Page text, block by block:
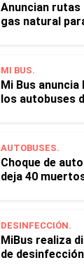
Anuncian rutas
gas natural
MI BUS.
Mi Bus
los autobuses
AUTOBUSES.
Choque de
deja 40
DESINFECCIÓN.
MiBus realiza
de